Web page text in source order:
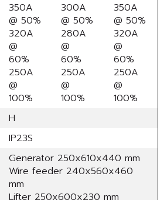
350A
@ 50%
320A
@
60%
250A
@
100%
300A
@ 50%
280A
@
60%
250A
@
100%
350A
@ 50%
320A
@
60%
250A
@
100%
H
IP23S
Generator 250x610x440 mm
Wire feeder 240x560x460
mm